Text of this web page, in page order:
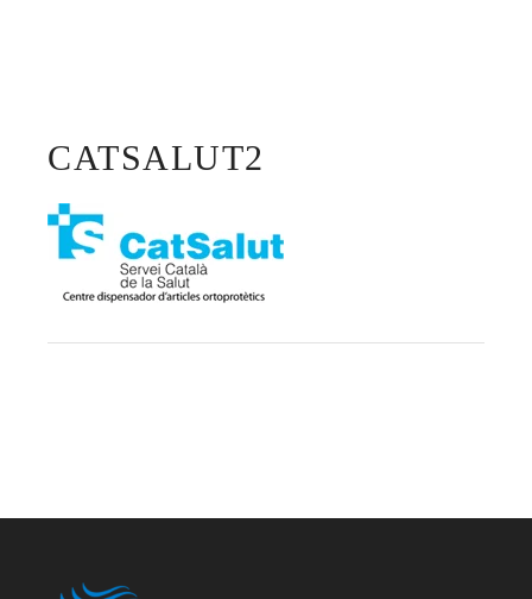
CATSALUT2